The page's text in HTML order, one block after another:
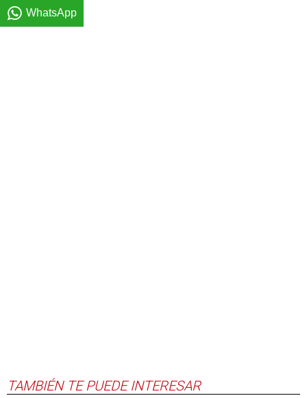
WhatsApp
TAMBIÉN TE PUEDE INTERESAR